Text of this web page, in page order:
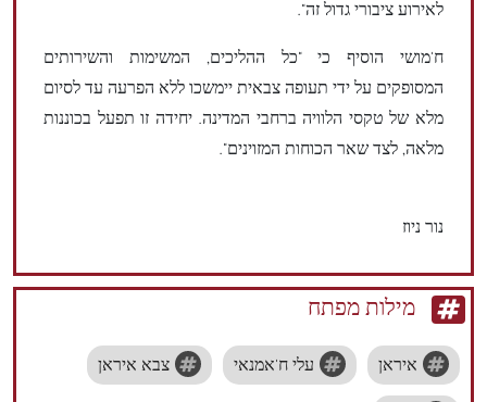
לאירוע ציבורי גדול זה".
ח'מושי הוסיף כי "כל ההליכים, המשימות והשירותים
המסופקים על ידי תעופה צבאית יימשכו ללא הפרעה עד לסיום
מלא של טקסי הלוויה ברחבי המדינה. יחידה זו תפעל בכוננות
מלאה, לצד שאר הכוחות המזוינים".
נור ניוז
מילות מפתח
איראן עלי ח'אמנאי צבא איראן